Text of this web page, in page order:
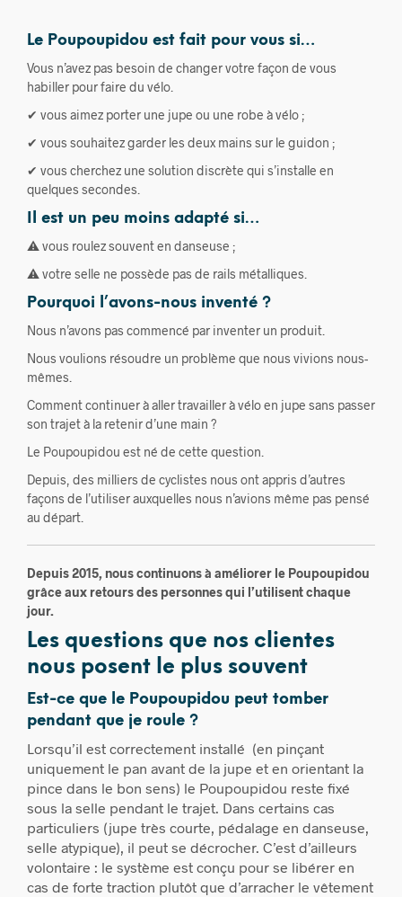
Le Poupoupidou est fait pour vous si…
Vous n’avez pas besoin de changer votre façon de vous
habiller pour faire du vélo.
✔ vous aimez porter une jupe ou une robe à vélo ;
✔ vous souhaitez garder les deux mains sur le guidon ;
✔ vous cherchez une solution discrète qui s’installe en
quelques secondes.
Il est un peu moins adapté si…
⚠ vous roulez souvent en danseuse ;
⚠ votre selle ne possède pas de rails métalliques.
Pourquoi l’avons-nous inventé ?
Nous n’avons pas commencé par inventer un produit.
Nous voulions résoudre un problème que nous vivions nous-
mêmes.
Comment continuer à aller travailler à vélo en jupe sans passer
son trajet à la retenir d’une main ?
Le Poupoupidou est né de cette question.
Depuis, des milliers de cyclistes nous ont appris d’autres
façons de l’utiliser auxquelles nous n’avions même pas pensé
au départ.
Depuis 2015, nous continuons à améliorer le Poupoupidou
grâce aux retours des personnes qui l’utilisent chaque
jour.
Les questions que nos clientes
nous posent le plus souvent
Est-ce que le Poupoupidou peut tomber
pendant que je roule ?
Lorsqu’il est correctement installé (en pinçant
uniquement le pan avant de la jupe et en orientant la
pince dans le bon sens) le Poupoupidou reste fixé
sous la selle pendant le trajet. Dans certains cas
particuliers (jupe très courte, pédalage en danseuse,
selle atypique), il peut se décrocher. C’est d’ailleurs
volontaire : le système est conçu pour se libérer en
cas de forte traction plutôt que d’arracher le vêtement